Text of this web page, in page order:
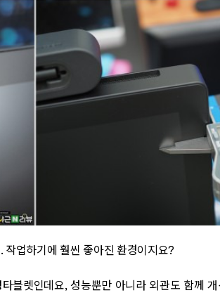
업하기에 훨씬 좋아진 환경이지요?
블렛인데요, 성능뿐만 아니라 외관도 함께